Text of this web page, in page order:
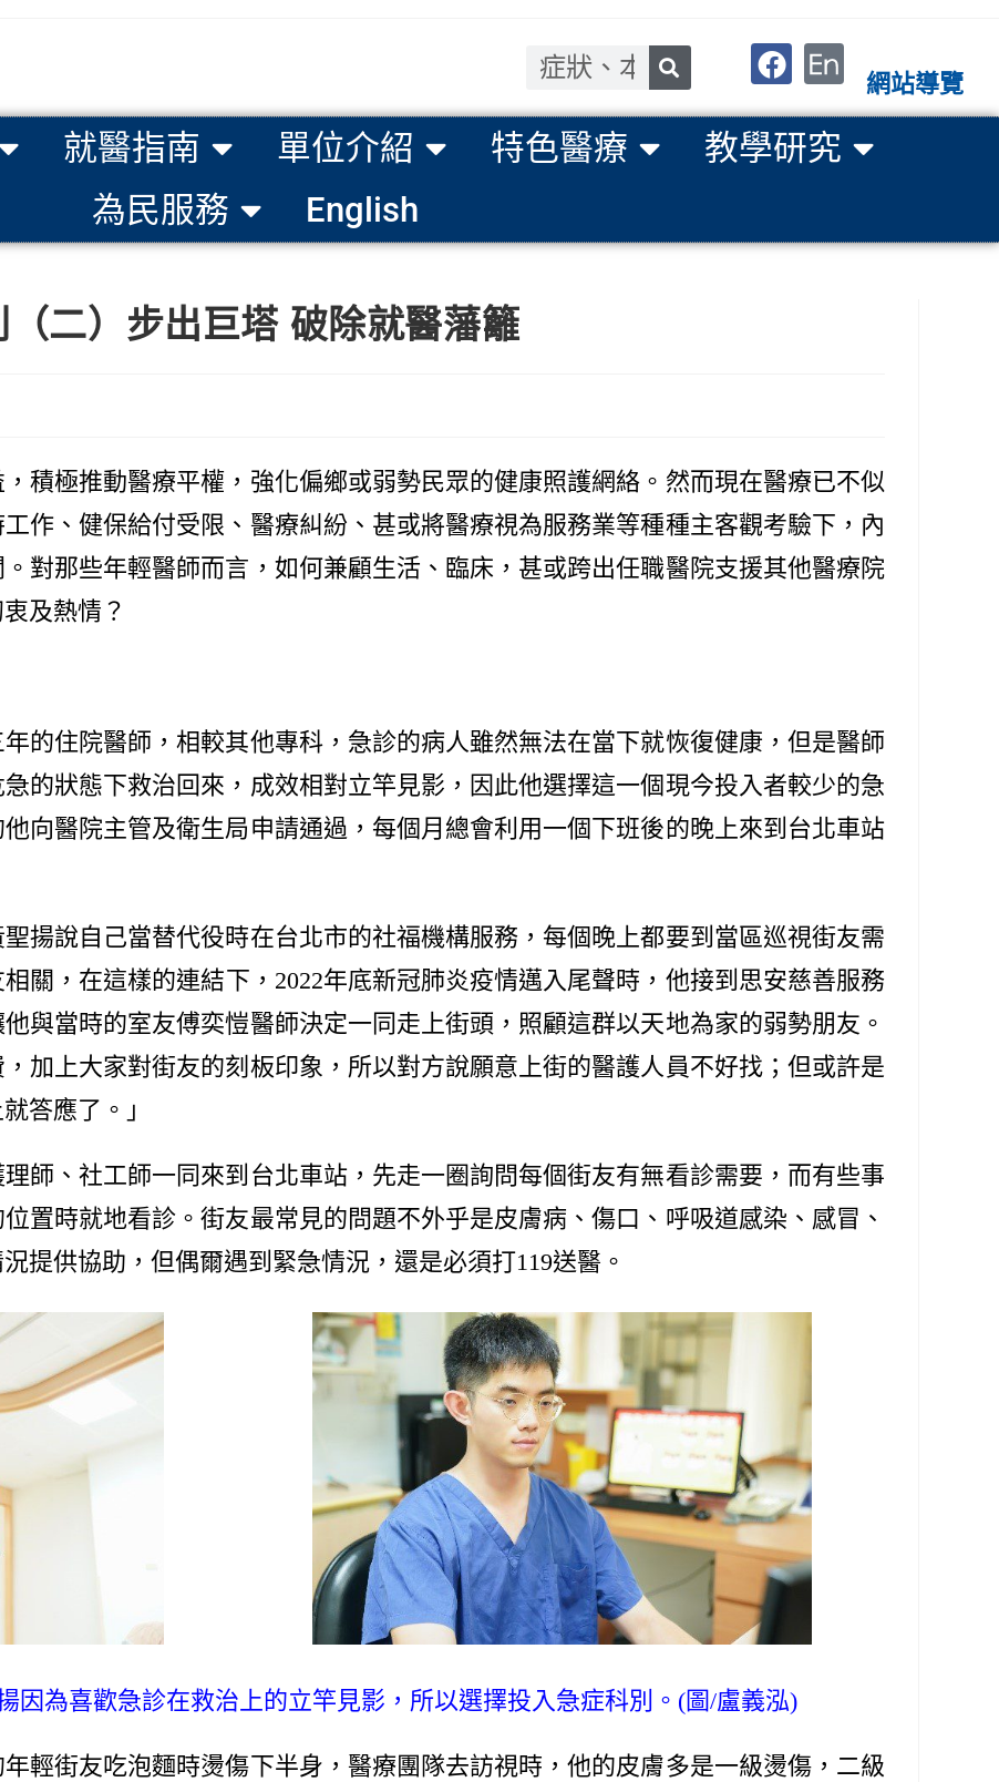
網站導覽
就醫指南 單位介紹 特色醫療
教學研究
為民服務
English
（二）步出巨塔 破除就醫藩籬
極推動醫療平權，強化偏鄉或弱勢民眾的健康照護網絡。然而現在醫療已不似
作、健保給付受限、醫療糾紛、甚或將醫療視為服務業等種種主客觀考驗下，內
對那些年輕醫師而言，如何兼顧生活、臨床，甚或跨出任職醫院支援其他醫療院
及熱情？
住院醫師，相較其他專科，急診的病人雖然無法在當下就恢復健康，但是醫師
的狀態下救治回來，成效相對立竿見影，因此他選擇這一個現今投入者較少的急
向醫院主管及衛生局申請通過，每個月總會利用一個下班後的晚上來到台北車站
說自己當替代役時在台北市的社福機構服務，每個晚上都要到當區巡視街友需
關，在這樣的連結下，2022年底新冠肺炎疫情邁入尾聲時，他接到思安慈善服務
與當時的室友傅奕愷醫師決定一同走上街頭，照顧這群以天地為家的弱勢朋友。
加上大家對街友的刻板印象，所以對方說願意上街的醫護人員不好找；但或許是
答應了。」
、社工師一同來到台北車站，先走一圈詢問每個街友有無看診需要，而有些事
置時就地看診。街友最常見的問題不外乎是皮膚病、傷口、呼吸道感染、感冒、
提供協助，但偶爾遇到緊急情況，還是必須打119送醫。
因為喜歡急診在救治上的立竿見影，所以選擇投入急症科別。(圖/盧義泓)
街友吃泡麵時燙傷下半身，醫療團隊去訪視時，他的皮膚多是一級燙傷，二級